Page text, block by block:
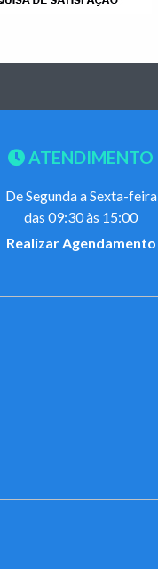
ATENDIMENTO
De Segunda a Sexta-feira
das 09:30 às 15:00
Realizar Agendamento